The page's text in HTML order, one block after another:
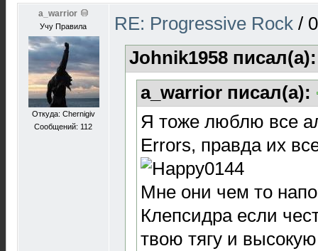
a_warrior
Учу Правила
Откуда: Chernigiv
Сообщений: 112
RE: Progressive Rock /
Johnik1958
a_warrior писал(а):
Я тоже люблю все
Errors, правда их
Мне они чем то
Клепсидра если
твою тягу и